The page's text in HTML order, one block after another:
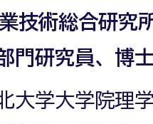
技術総合研究
門研究員、博
大学大学院理